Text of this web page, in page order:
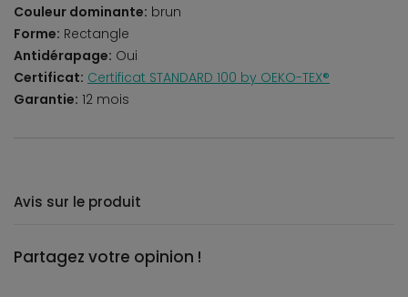
Couleur dominante: brun
Forme: Rectangle
Antidérapage: Oui
Certificat: Certificat STANDARD 100 by OEKO-TEX®
Garantie: 12 mois
Avis sur le produit
Partagez votre opinion !